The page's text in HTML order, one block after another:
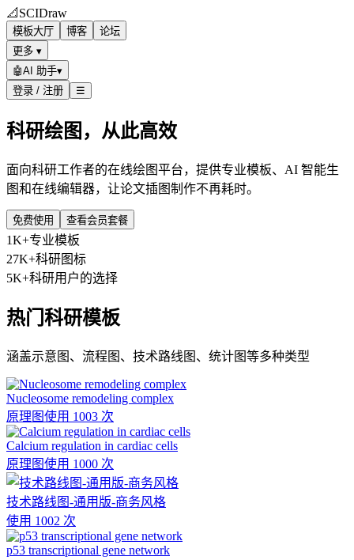
📐 SCIDraw
模板大厅 博客
论坛
更多 ▾
🤖AI 助手▾
登录 / 注册
☰
科研绘图，从此高效
面向科研工作者的在线绘图平台，提供专业模板、AI 智能生
图和在线编辑器，让论文插图制作不再耗时。
免费使用 查看会员套餐
1K+专业模板
27K+科研图标
5K+科研用户的选择
热门科研模板
涵盖示意图、流程图、技术路线图、统计图等多种类型
Nucleosome remodeling complex
原理图使用 1003 次
Calcium regulation in cardiac cells
原理图使用 1000 次
技术路线图-通用版-商务风格
使用 1002 次
p53 transcriptional gene network